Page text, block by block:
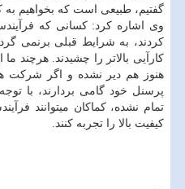
گفتیم، طبیعی است که بخواهیم به
وی اشاره کرد: کسانی که
کردند، به شرایط قبلی برنمی
کارآیی بالاتر را چشیدند. هرچند
هنوز هم دیر نشده و اگر شرکت
پرسنل خود گامی بردارند، با
تمام نشده، کماکان می­توانند
کیفیت بالا را تجربه کنند.